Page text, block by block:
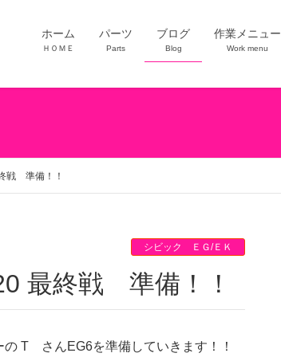
ホーム
ＨＯＭＥ
パーツ
Parts
ブログ
Blog
作業メニュー
Work menu
戦 準備！！
シビック ＥＧ/ＥＫ
最終戦 準備！！
T さんEG6を準備していきます！！